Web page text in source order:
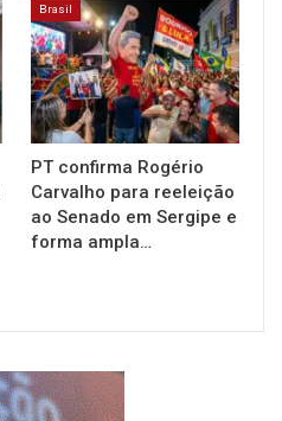
Brasil
PT confirma Rogério
Carvalho para reeleição
ao Senado em Sergipe e
forma ampla…